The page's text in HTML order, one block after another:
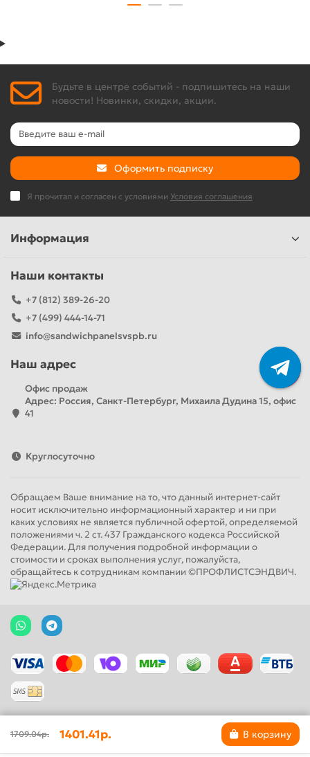
Будьте в центре событий - подпишитесь на наши
новости! Новинки, скидки, акции.
Оформить подписку
Я прочитал и согласен с условиями Условия соглашения
Информация
Наши контакты
+7 (812) 389-26-20
+7 (499) 444-14-71
info@sandwichpanelsvspb.ru
Наш адрес
Офис продаж
Адрес: Россия, Санкт-Петербург, Михаила Дудина 15, офис
41
Круглосуточно
Обращаем Ваше внимание на то, что данный интернет-сайт
носит исключительно информационный характер и ни при
каких условиях не является публичной офертой, определяемой
положениями ч. 2 ст. 437 Гражданского кодекса Российской
Федерации. Для получения подробной информации о
стоимости и сроках выполнения услуг, пожалуйста,
обращайтесь к сотрудникам компании ©ПРОФЛИСТСЭНДВИЧ.
1709.04р. 1401.41р. В корзину